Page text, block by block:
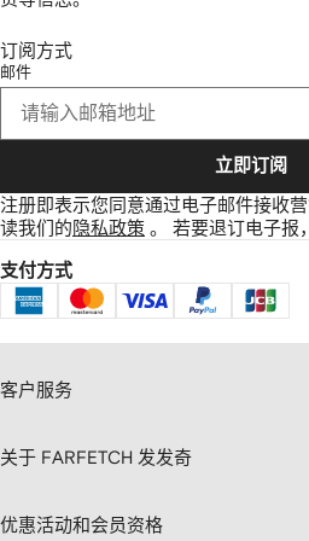
订阅方式
邮件
立即订阅
注册即表示您同意通过电子邮件接收
读我们的 隐私政策 。 若要退订电子报
支付方式
客户服务
关于 FARFETCH 发发奇
优惠活动和会员资格